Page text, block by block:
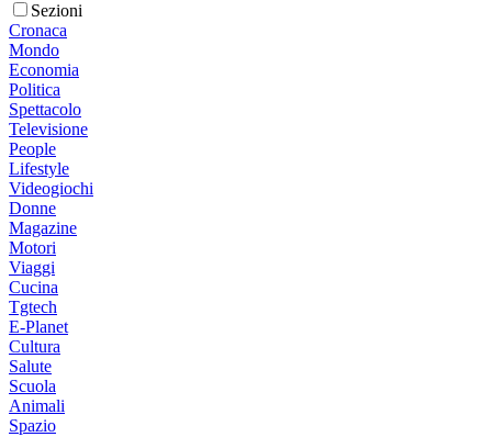
Sezioni
Cronaca
Mondo
Economia
Politica
Spettacolo
Televisione
People
Lifestyle
Videogiochi
Donne
Magazine
Motori
Viaggi
Cucina
Tgtech
E-Planet
Cultura
Salute
Scuola
Animali
Spazio